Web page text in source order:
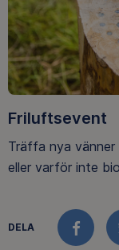
Friluftsevent
Träffa nya vänner
eller varför inte
DELA